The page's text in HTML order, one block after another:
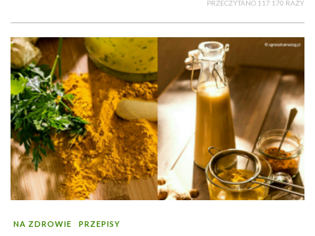
PRZECZYTANO 117 170 RAZY
NA ZDROWIE PRZEPISY